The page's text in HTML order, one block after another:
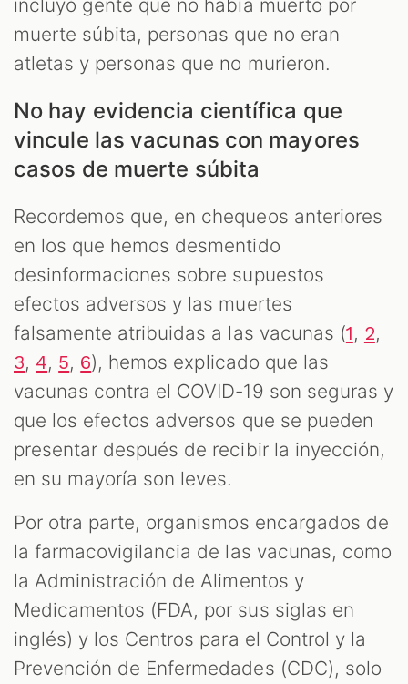
incluyó gente que no había muerto por
muerte súbita, personas que no eran
atletas y personas que no murieron.
No hay evidencia científica que
vincule las vacunas con mayores
casos de muerte súbita
Recordemos que, en chequeos anteriores
en los que hemos desmentido
desinformaciones sobre supuestos
efectos adversos y las muertes
falsamente atribuidas a las vacunas (1, 2,
3, 4, 5, 6), hemos explicado que las
vacunas contra el COVID-19 son seguras y
que los efectos adversos que se pueden
presentar después de recibir la inyección,
en su mayoría son leves.
Por otra parte, organismos encargados de
la farmacovigilancia de las vacunas, como
la Administración de Alimentos y
Medicamentos (FDA, por sus siglas en
inglés) y los Centros para el Control y la
Prevención de Enfermedades (CDC), solo